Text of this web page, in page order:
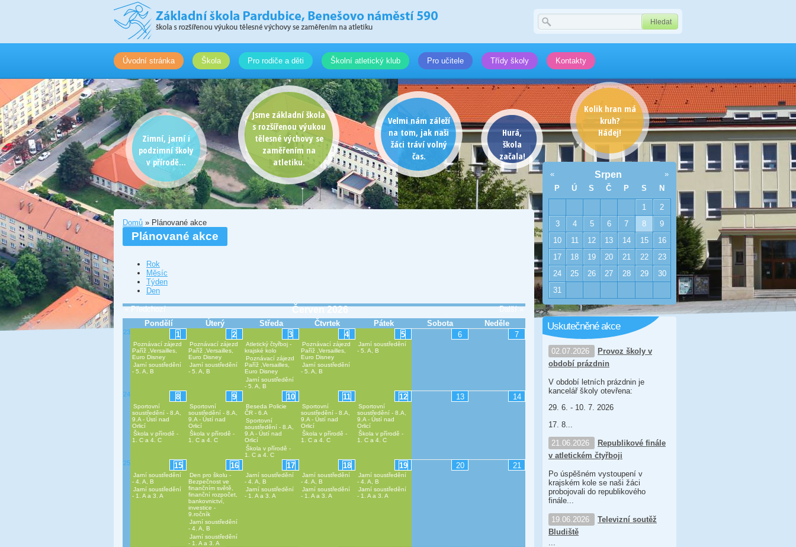
Úvodní stránka Škola Pro rodiče a děti Školní atletický klub Pro učitele Třídy školy Kontakty
Zimní, jarní i
podzimní školy
v přírodě...
Jsme základní škola
s rozšířenou výukou
tělesné výchovy se
zaměřením na
atletiku.
Velmi nám záleží
na tom, jak naši
žáci tráví volný
čas.
Hurá,
škola
začala!
Kolik hran má
kruh?
Hádej!
Domů » Plánované akce
Plánované akce
Rok
Měsíc
Týden
Den
« Předchozí Červen 2026
Další »
Pondělí
Úterý Středa Čtvrtek Pátek Sobota Neděle
23 1
Poznávací zájezd
Paříž ,Versailles,
Euro Disney
Jarní soustředění
- 5. A, B
2
Poznávací zájezd
Paříž ,Versailles,
Euro Disney
Jarní soustředění
- 5. A, B
3
Atletický čtyřboj -
krajské kolo
Poznávací zájezd
Paříž ,Versailles,
Euro Disney
Jarní soustředění
- 5. A, B
4
Poznávací zájezd
Paříž ,Versailles,
Euro Disney
Jarní soustředění
- 5. A, B
5
Jarní soustředění
- 5. A, B
6 7
24 8
Sportovní
soustředění - 8.A,
9.A - Ústí nad
Orlicí
Škola v přírodě -
1. C a 4. C
9
Sportovní
soustředění - 8.A,
9.A - Ústí nad
Orlicí
Škola v přírodě -
1. C a 4. C
10
Beseda Policie
ČR - 6.A
Sportovní
soustředění - 8.A,
9.A - Ústí nad
Orlicí
Škola v přírodě -
1. C a 4. C
11
Sportovní
soustředění - 8.A,
9.A - Ústí nad
Orlicí
Škola v přírodě -
1. C a 4. C
12
Sportovní
soustředění - 8.A,
9.A - Ústí nad
Orlicí
Škola v přírodě -
1. C a 4. C
13 14
25 15
Jarní soustředění
- 4. A, B
Jarní soustředění
- 1. A a 3. A
16
Den pro školu -
Bezpečnost ve
finančním světě,
finanční rozpočet,
bankovnictví,
investice -
9.ročník
Jarní soustředění
- 4. A, B
Jarní soustředění
- 1. A a 3. A
17
Jarní soustředění
- 4. A, B
Jarní soustředění
- 1. A a 3. A
18
Jarní soustředění
- 4. A, B
Jarní soustředění
- 1. A a 3. A
19
Jarní soustředění
- 4. A, B
Jarní soustředění
- 1. A a 3. A
20 21
« Srpen
»
P
Ú S Č P S N
1
2
3
4 5 6 7 8
9
10
11 12 13 14 15
16
17
18 19 20 21 22
23
24
25 26 27 28 29
30
31
Uskutečněné akce
02.07.2026
Provoz školy v
období prázdnin
V období letních prázdnin je
kancelář školy otevřena:
29. 6. - 10. 7. 2026
17. 8...
21.06.2026
Republikové finále
v atletickém čtyřboji
Po úspěšném vystoupení v
krajském kole se naši žáci
probojovali do republikového
finále...
19.06.2026
Televizní soutěž
Bludiště